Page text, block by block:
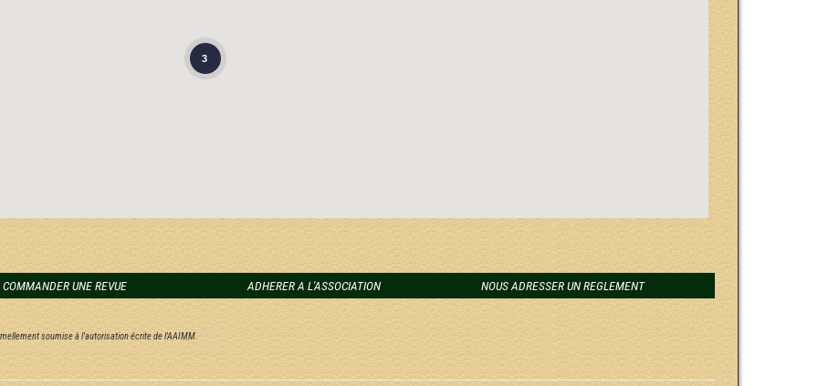
3
COMMANDER UNE REVUE ADHERER A L'ASSOCIATION NOUS ADRESSER UN REGLEMENT
soumise à l'autorisation écrite de l'AAIMM.